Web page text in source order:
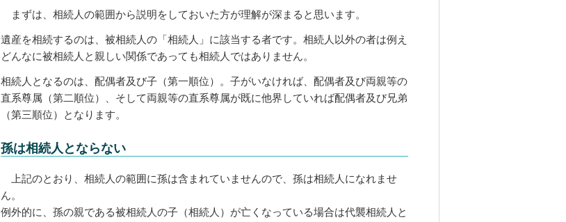
まずは、相続人の範囲から説明をしておいた方が理解が深まると思います。
遺産を相続するのは、被相続人の「相続人」に該当する者です。相続人以外の者は例え
どんなに被相続人と親しい関係であっても相続人ではありません。
相続人となるのは、配偶者及び子（第一順位）。子がいなければ、配偶者及び両親等の
直系尊属（第二順位）、そして両親等の直系尊属が既に他界していれば配偶者及び兄弟
（第三順位）となります。
孫は相続人とならない
上記のとおり、相続人の範囲に孫は含まれていませんので、孫は相続人になれませ
ん。
例外的に、孫の親である被相続人の子（相続人）が亡くなっている場合は代襲相続人と